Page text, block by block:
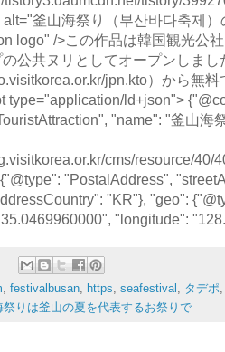
釜山海祭り（부산바다축제
logo" />この作品は韓国観光公
公共ヌリとしてオープンしまし
jpn.kto）から無
type="application/ld+json">
"name": "釜山海
cms/resource/40/
"PostalAddress",
"KR"}, "geo":
"longitude":
, festivalbusan, https, seafestival , タデポ
祭りは釜山の夏を代表するお祭りで